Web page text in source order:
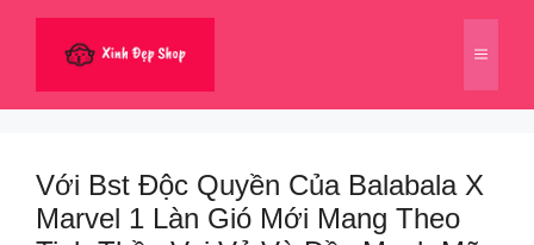
dung
Menu
Với Bst Độc Quyền Của Balabala X
Marvel 1 Làn Gió Mới Mang Theo